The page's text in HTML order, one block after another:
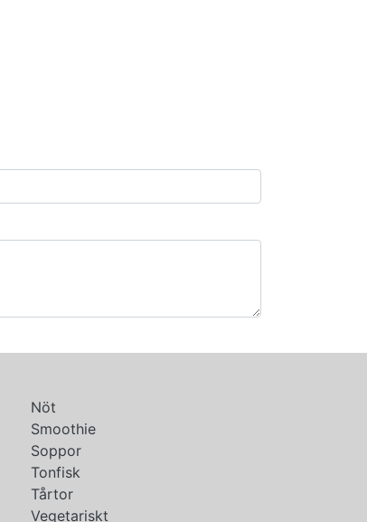
Nöt
Smoothie
Soppor
Tonfisk
Tårtor
Vegetariskt